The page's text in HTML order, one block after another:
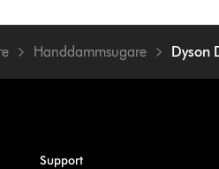
Handdammsugare Dyson
Support